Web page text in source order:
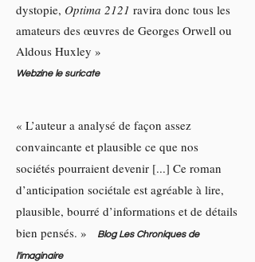
dystopie, Optima 2121 ravira donc tous les
amateurs des œuvres de Georges Orwell ou
Aldous Huxley »
Webzine le suricate
« L’auteur a analysé de façon assez
convaincante et plausible ce que nos
sociétés pourraient devenir [...] Ce roman
d’anticipation sociétale est agréable à lire,
plausible, bourré d’informations et de détails
bien pensés. »
Blog Les Chroniques de
l'imaginaire